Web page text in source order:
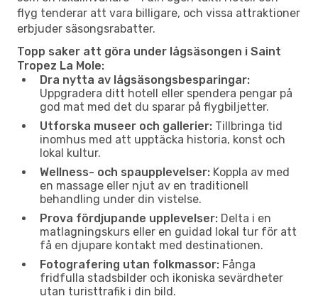
flyg tenderar att vara billigare, och vissa attraktioner
erbjuder säsongsrabatter.
Topp saker att göra under lågsäsongen i Saint
Tropez La Mole:
Dra nytta av lågsäsongsbesparingar:
Uppgradera ditt hotell eller spendera pengar på
god mat med det du sparar på flygbiljetter.
Utforska museer och gallerier: Tillbringa tid
inomhus med att upptäcka historia, konst och
lokal kultur.
Wellness- och spaupplevelser: Koppla av med
en massage eller njut av en traditionell
behandling under din vistelse.
Prova fördjupande upplevelser: Delta i en
matlagningskurs eller en guidad lokal tur för att
få en djupare kontakt med destinationen.
Fotografering utan folkmassor: Fånga
fridfulla stadsbilder och ikoniska sevärdheter
utan turisttrafik i din bild.